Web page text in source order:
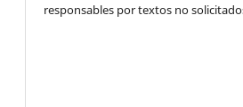
responsables por textos no